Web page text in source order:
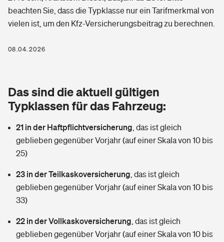
Berufshaftpflichtversicherung
Rentenrechner: Wie viel Geld bekomme ich im Alter?
Wer versichert was: Jetzt Versicherer finden
Sie haben Fragen?
Photovoltaik
Wärmepumpen versichern
Vermieterrrechtsschutz
Mietkautionsversicherung
Restkreditversicherung
Zur Übersicht
Rechts­schutz­ver­si­che­rung
Kinderunfall­ver­si­che­rung
Reiseversicherung
Handyversicherung
Private Krankenversicherung
Tierkrankenversicherung
Zur Übersicht
Wer versichert was: Jetzt Versicherer finden
Sie haben Fragen?
beachten Sie, dass die Typklasse nur ein Tarifmerkmal von
vielen ist, um den Kfz-Versicherungsbeitrag zu berechnen.
08.04.2026
Das sind die aktuell gültigen
Typklassen für das Fahrzeug:
21 in der Haftpflichtversicherung das ist gleich
geblieben gegenüber Vorjahr (auf einer Skala von 10 bis
25)
23 in der Teilkaskoversicherung das ist gleich
geblieben gegenüber Vorjahr (auf einer Skala von 10 bis
33)
22 in der Vollkaskoversicherung das ist gleich
geblieben gegenüber Vorjahr (auf einer Skala von 10 bis